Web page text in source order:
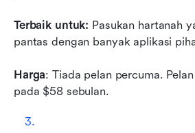
Terbaik untuk: Pasukan hartanah
pantas dengan banyak aplikasi
Harga: Tiada pelan percuma.
pada $58 sebulan.